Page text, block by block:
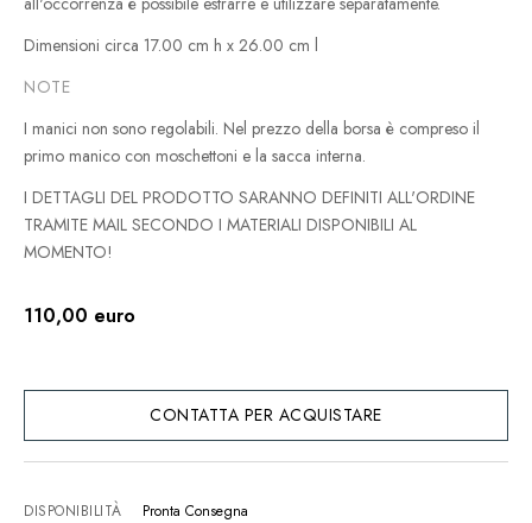
Dimensioni circa 17.00 cm h x 26.00 cm l
NOTE
I manici non sono regolabili. Nel prezzo della borsa è compreso il
primo manico con moschettoni e la sacca interna.
I DETTAGLI DEL PRODOTTO SARANNO DEFINITI ALL'ORDINE
TRAMITE MAIL SECONDO I MATERIALI DISPONIBILI AL
MOMENTO!
110,00 euro
CONTATTA PER ACQUISTARE
DISPONIBILITÀ Pronta Consegna